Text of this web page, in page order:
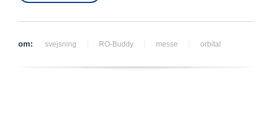
om: svejsning RO-Buddy messe orbital